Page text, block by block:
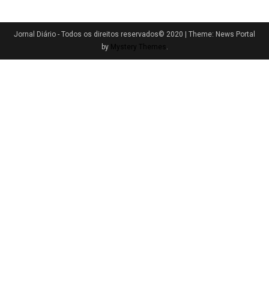
Jornal Diário - Todos os direitos reservados© 2020
Theme: News Portal
by Mystery Themes .